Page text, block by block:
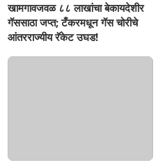
खामगावजवळ ८८ लाखांचा बेकायदेशीर
गॅससाठा जप्त; टँकरमधून गॅस चोरीचे
आंतरराज्यीय रॅकेट उघड!